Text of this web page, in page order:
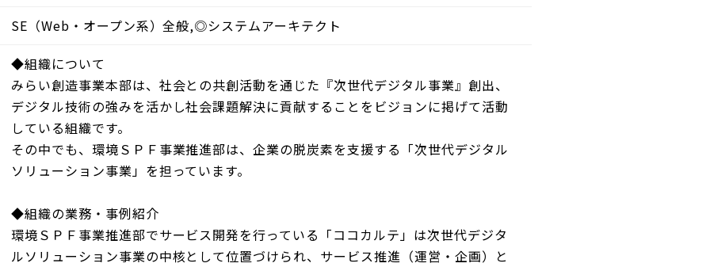
SE（Web・オープン系）全般,◎システムアーキテクト
◆組織について
みらい創造事業本部は、社会との共創活動を通じた『次世代デジタル事業』創出、
デジタル技術の強みを活かし社会課題解決に貢献することをビジョンに掲げて活動
している組織です。
その中でも、環境ＳＰＦ事業推進部は、企業の脱炭素を支援する「次世代デジタル
ソリューション事業」を担っています。
◆組織の業務・事例紹介
環境ＳＰＦ事業推進部でサービス開発を行っている「ココカルテ」は次世代デジタ
ルソリューション事業の中核として位置づけられ、サービス推進（運営・企画）と